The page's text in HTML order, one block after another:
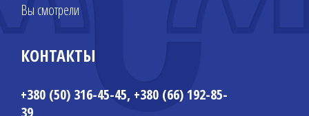
Вы смотрели
КОНТАКТЫ
+380 (50) 316-45-45, +380 (66) 192-85-